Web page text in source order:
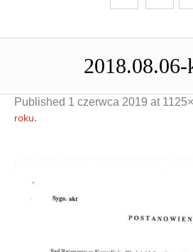
2018.08.06-
Published 1 czerwca 2019 at
roku.